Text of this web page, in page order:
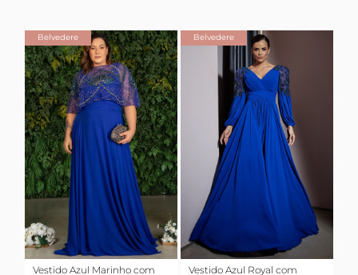
Belvedere
Vestido Azul Marinho com
Belvedere
Vestido Azul Royal com